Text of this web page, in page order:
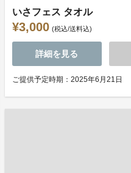
いさフェス タオル
¥3,000 (税込/送料込)
詳細を見る
ご提供予定時期：